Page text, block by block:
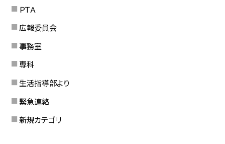
ＰＴＡ
広報委員会
事務室
専科
生活指導部より
緊急連絡
新規カテゴリ